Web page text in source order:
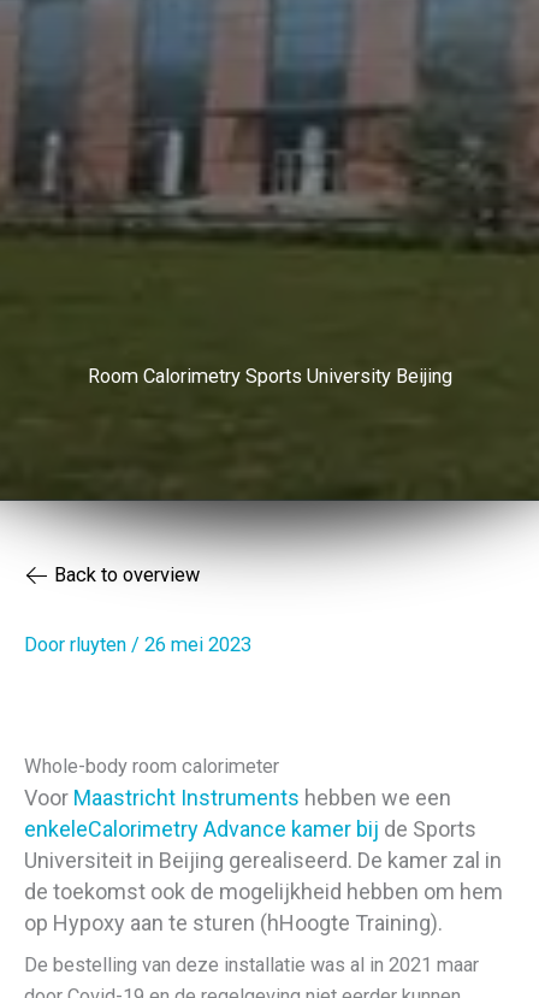
Room Calorimetry Sports University Beijing
Back to overview
Door rluyten / 26 mei 2023
Whole-body room calorimeter
Voor Maastricht Instruments hebben we een
enkeleCalorimetry Advance kamer bij de Sports
Universiteit in Beijing gerealiseerd. De kamer zal in
de toekomst ook de mogelijkheid hebben om hem
op Hypoxy aan te sturen (hHoogte Training).
De bestelling van deze installatie was al in 2021 maar